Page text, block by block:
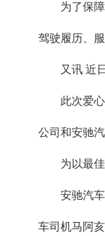
为了保
驾驶履历、
又讯 近
此次爱
公司和安驰
为以最
安驰汽
车司机马阿